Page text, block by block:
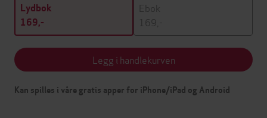
Lydbok
169,-
Ebok
169,-
Legg i handlekurven
Kan spilles i våre gratis apper for iPhone/iPad og Android